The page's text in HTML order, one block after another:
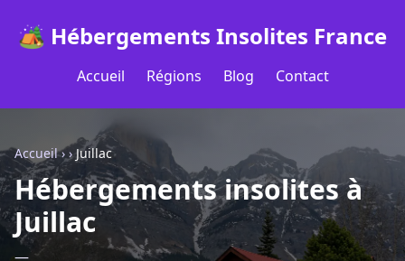
🏕️ Hébergements Insolites France
Accueil Régions Blog Contact
Accueil››Juillac
Hébergements insolites à
Juillac
—